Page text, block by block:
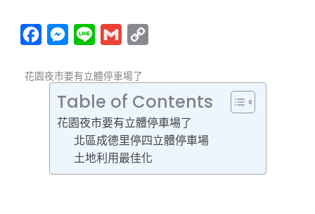
FacebookMessenger
Line Gmail
花園夜市要有立體停車場了
Table of Contents
花園夜市要有立體停車場了
北區成德里停四立體停車場
土地利用最佳化